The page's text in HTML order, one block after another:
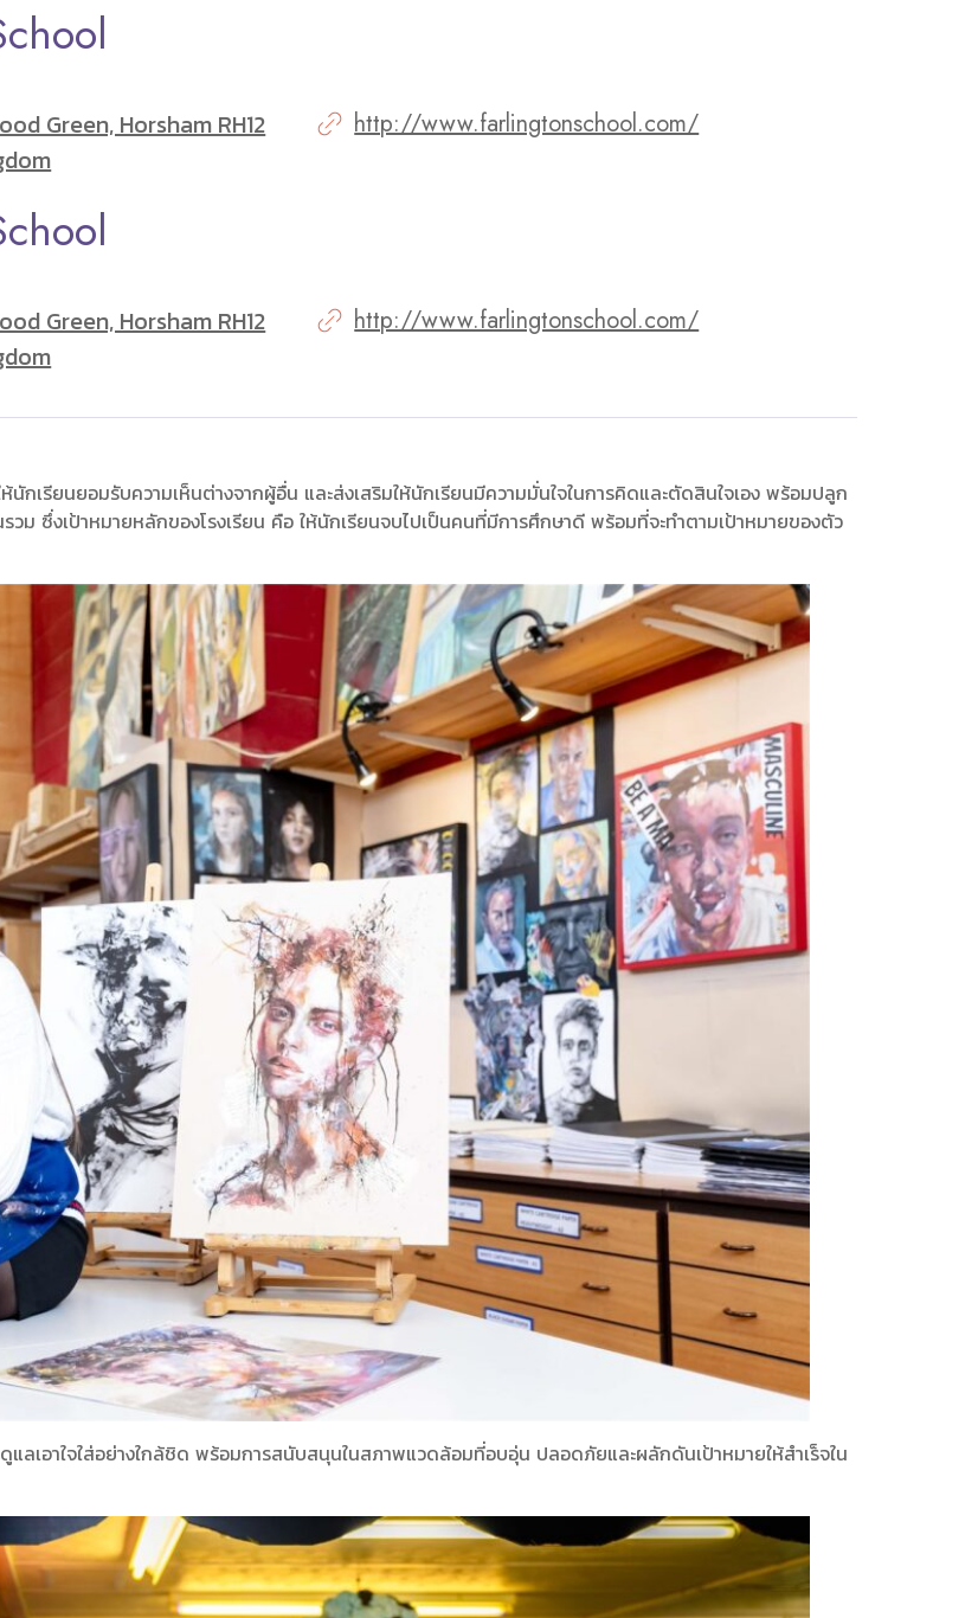
Green, Horsham RH12
http://www.farlingtonschool.com/
Green, Horsham RH12
http://www.farlingtonschool.com/
กเรียนยอมรับความเห็นต่างจากผู้อื่น และส่งเสริมให้นักเรียนมีความมั่นใจในการคิดและตัดสินใจเอง พร้อมปลูก
ม ซึ่งเป้าหมายหลักของโรงเรียน คือ ให้นักเรียนจบไปเป็นคนที่มีการศึกษาดี พร้อมที่จะทำตามเป้าหมายของตัว
แลเอาใจใส่อย่างใกล้ชิด พร้อมการสนับสนุนในสภาพแวดล้อมที่อบอุ่น ปลอดภัยและผลักดันเป้าหมายให้สำเร็จใน